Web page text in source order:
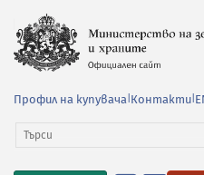
Профил на купувача Контакти